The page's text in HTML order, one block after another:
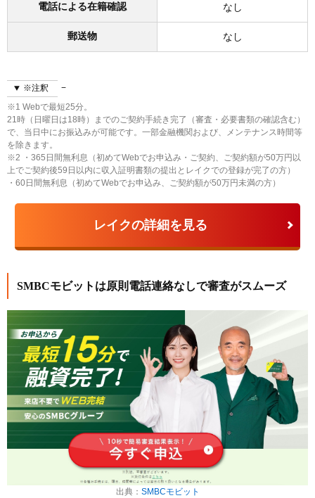
電話による在籍確認 なし
郵送物 なし
※注釈
※1 Webで最短25分。
21時（日曜日は18時）までのご契約手続き完了（審査・必要書類の確認含む）
で、当日中にお振込みが可能です。一部金融機関および、メンテナンス時間等
を除きます。
※2 ・365日間無利息（初めてWebでお申込み・ご契約、ご契約額が50万円以
上でご契約後59日以内に収入証明書類の提出とレイクでの登録が完了の方）
・60日間無利息（初めてWebでお申込み、ご契約額が50万円未満の方）
レイクの詳細を見る
SMBCモビットは原則電話連絡なしで審査がスムーズ
出典： SMBCモビット